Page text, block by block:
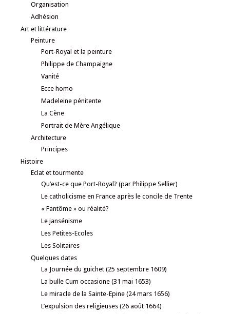
Organisation
Adhésion
Art et littérature
Peinture
Port-Royal et la peinture
Philippe de Champaigne
Vanité
Ecce homo
Madeleine pénitente
La Cène
Portrait de Mère Angélique
Architecture
Principes
Histoire
Eclat et tourmente
Qu’est-ce que Port-Royal? (par Philippe Sellier)
Le catholicisme en France après le concile de Trente
« Fantôme » ou réalité?
Le jansénisme
Les Petites-Ecoles
Les Solitaires
Quelques dates
La Journée du guichet (25 septembre 1609)
La bulle Cum occasione (31 mai 1653)
Le miracle de la Sainte-Epine (24 mars 1656)
L’expulsion des religieuses (26 août 1664)